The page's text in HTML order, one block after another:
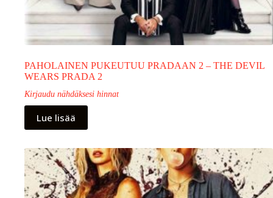
PAHOLAINEN PUKEUTUU PRADAAN 2 – THE DEVIL
WEARS PRADA 2
Kirjaudu nähdäksesi hinnat
Lue lisää